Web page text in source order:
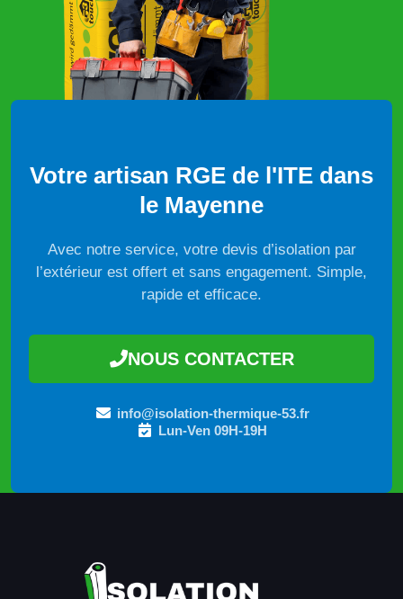
Votre artisan RGE de l'ITE dans
le Mayenne
Avec notre service, votre devis d’isolation par
l’extérieur est offert et sans engagement. Simple,
rapide et efficace.
NOUS CONTACTER
info@isolation-thermique-53.fr
Lun-Ven 09H-19H